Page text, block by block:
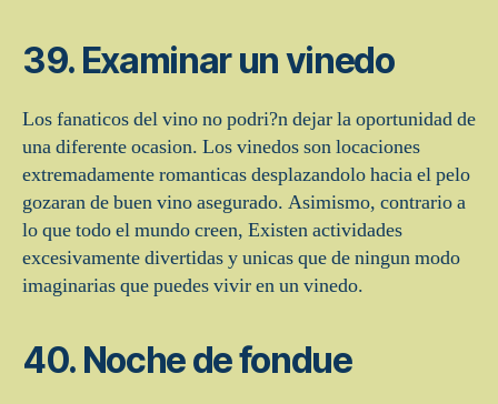
39. Examinar un vinedo
Los fanaticos del vino no podri?n dejar la oportunidad de
una diferente ocasion. Los vinedos son locaciones
extremadamente romanticas desplazandolo hacia el pelo
gozaran de buen vino asegurado. Asimismo, contrario a
lo que todo el mundo creen, Existen actividades
excesivamente divertidas y unicas que de ningun modo
imaginarias que puedes vivir en un vinedo.
40. Noche de fondue